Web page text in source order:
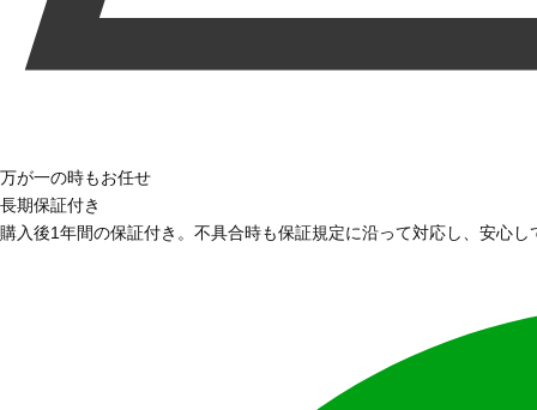
万が一の時もお任せ
長期保証付き
購入後1年間の保証付き。不具合時も保証規定に沿って対応し、安心